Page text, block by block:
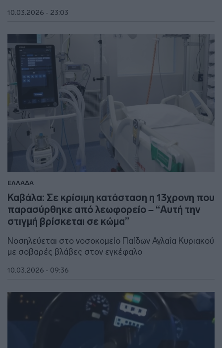
10.03.2026 - 23:03
ΕΛΛΑΔΑ
Καβάλα: Σε κρίσιμη κατάσταση η 13χρονη που
παρασύρθηκε από λεωφορείο – “Αυτή την
στιγμή βρίσκεται σε κώμα”
Νοσηλεύεται στο νοσοκομείο Παίδων Αγλαΐα Κυριακού
με σοβαρές βλάβες στον εγκέφαλο
10.03.2026 - 09:36